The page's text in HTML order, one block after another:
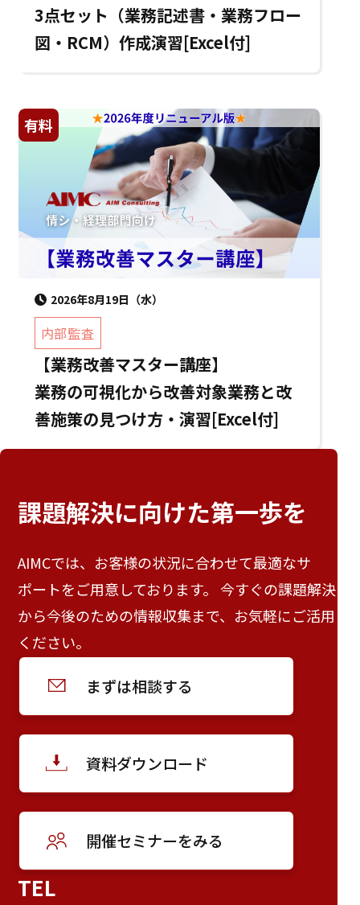
3点セット（業務記述書・業務フロー
図・RCM）作成演習[Excel付]
有料
2026年8月19日（水）
内部監査
【業務改善マスター講座】
業務の可視化から改善対象業務と改
善施策の見つけ方・演習[Excel付]
課題解決に向けた第一歩を
AIMCでは、お客様の状況に合わせて最適なサ
ポートをご用意しております。 今すぐの課題解決
から今後のための情報収集まで、お気軽にご活用
ください。
まずは相談する
資料ダウンロード
開催セミナーをみる
TEL